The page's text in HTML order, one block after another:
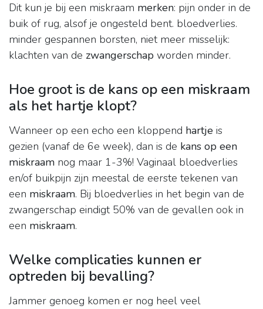
Dit kun je bij een miskraam merken: pijn onder in de
buik of rug, alsof je ongesteld bent. bloedverlies.
minder gespannen borsten, niet meer misselijk:
klachten van de zwangerschap worden minder.
Hoe groot is de kans op een miskraam
als het hartje klopt?
Wanneer op een echo een kloppend hartje is
gezien (vanaf de 6e week), dan is de kans op een
miskraam nog maar 1-3%! Vaginaal bloedverlies
en/of buikpijn zijn meestal de eerste tekenen van
een miskraam. Bij bloedverlies in het begin van de
zwangerschap eindigt 50% van de gevallen ook in
een miskraam.
Welke complicaties kunnen er
optreden bij bevalling?
Jammer genoeg komen er nog heel veel